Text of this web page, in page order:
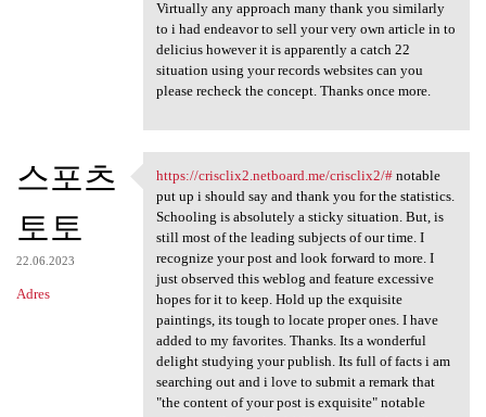
Virtually any approach many thank you similarly
to i had endeavor to sell your very own article in to
delicius however it is apparently a catch 22
situation using your records websites can you
please recheck the concept. Thanks once more.
스포츠
토토
22.06.2023
Adres
https://crisclix2.netboard.me
https://crisclix2.netboard.me/crisclix2/#notable
put up i should say and thank you for the statistics.
Schooling is absolutely a sticky situation. But, is
still most of the leading subjects of our time. I
recognize your post and look forward to more. I
just observed this weblog and feature excessive
hopes for it to keep. Hold up the exquisite
paintings, its tough to locate proper ones. I have
added to my favorites. Thanks. Its a wonderful
delight studying your publish. Its full of facts i am
searching out and i love to submit a remark that
"the content of your post is exquisite" notable